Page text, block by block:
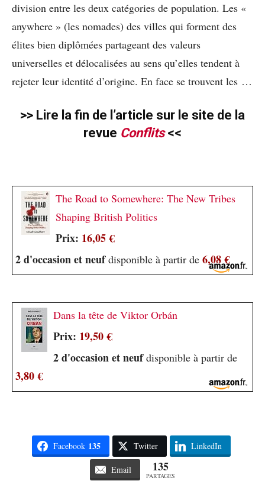
division entre les deux catégories de population. Les «
anywhere » (les nomades) des villes qui forment des
élites bien diplômées partageant des valeurs
universelles et délocalisées au sens qu’elles tendent à
rejeter leur identité d’origine. En face se trouvent les …
>> Lire la fin de l’article sur le site de la
revue Conflits<<
The Road to Somewhere: The New Tribes
Shaping British Politics
Prix: 16,05 €
2 d'occasion et neufdisponible à partir de 6,08 €
Dans la tête de Viktor Orbán
Prix: 19,50 €
2 d'occasion et neufdisponible à partir de
3,80 €
Facebook 135 Twitter LinkedIn
Email 135
PARTAGES